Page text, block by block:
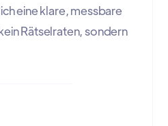
eine klare, messbare
Rätselraten, sondern